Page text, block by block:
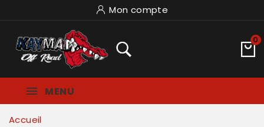
Mon compte
0
MENU
Accueil